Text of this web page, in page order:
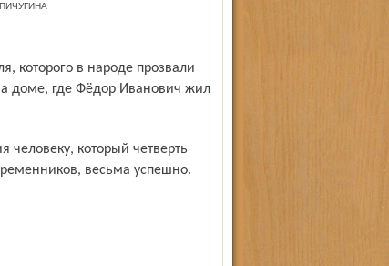
доме, где Фёдор Иванович жил
весьма успешно.